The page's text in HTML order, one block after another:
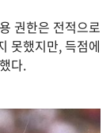
권한은 전적으로
못했지만, 득점에
다.